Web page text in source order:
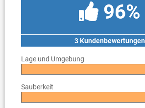
96%
3 Kundenbewertungen
Lage und Umgebung
Sauberkeit